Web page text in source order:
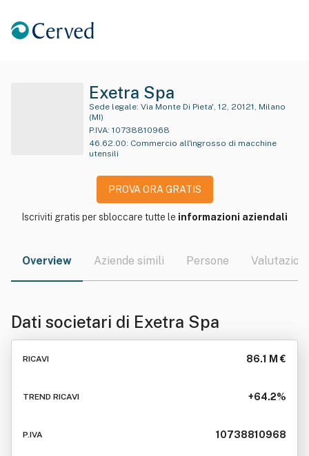
Exetra Spa
Sede legale:
(MI)
P.IVA: 10738810968
46.62.00: Commercio all'ingrosso di macchine
utensili
PROVA ORA GRATIS
Iscriviti gratis per sbloccare tutte le informazioni aziendali
Overview Aziende simili Persone Valutazioni
Dati societari di Exetra Spa
RICAVI 86.1 M €
TREND RICAVI +64.2%
P.IVA 10738810968